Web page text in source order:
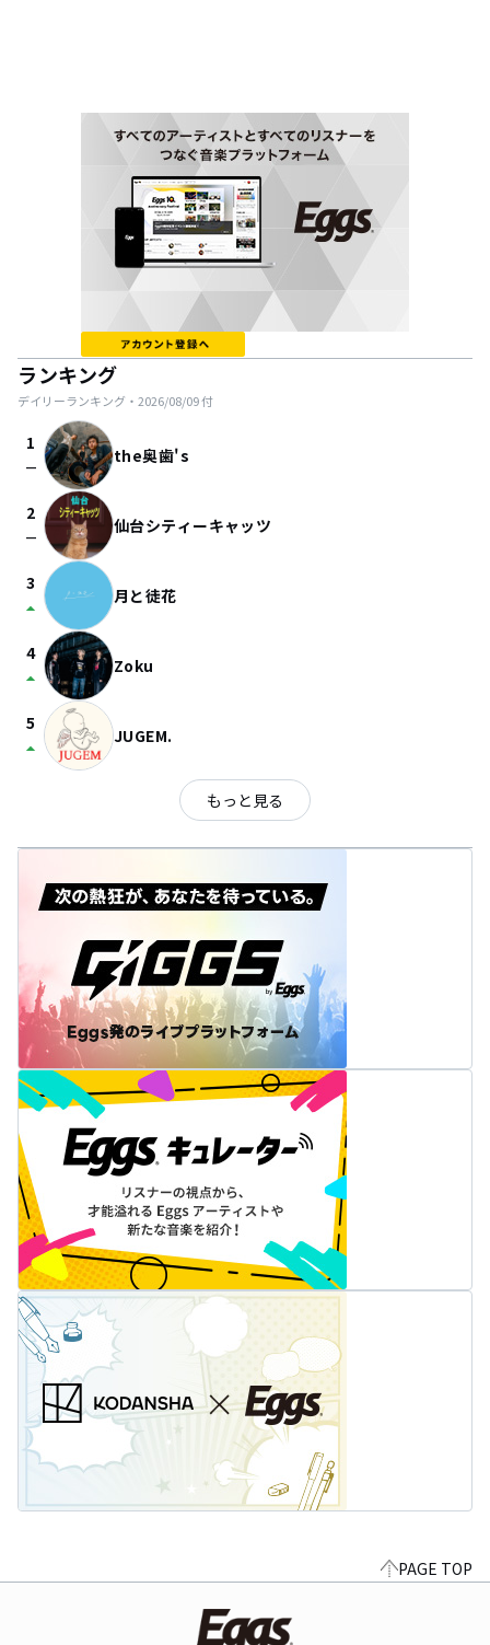
ランキング
デイリーランキング・ 2026/08/09付
1
check_indeterminate_small the奥歯's
2
check_indeterminate_small 仙台シティーキャッツ
3
arrow_drop_up 月と徒花
4
arrow_drop_up Zoku
5
arrow_drop_up JUGEM.
もっと見る
PAGE TOP